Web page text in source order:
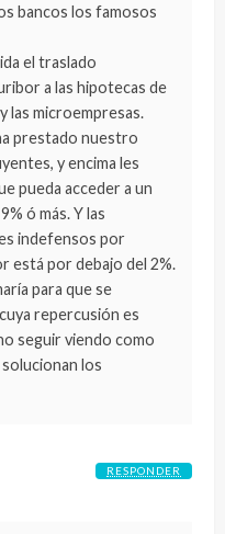
bancos los famosos
el traslado
a las hipotecas de
las microempresas.
prestado nuestro
y encima les
pueda acceder a un
ó más. Y las
indefensos por
está por debajo del 2%.
para que se
repercusión es
seguir viendo como
los
RESPONDER